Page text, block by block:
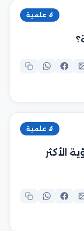
🔬 علمية
🔬 علمية
الأكثر